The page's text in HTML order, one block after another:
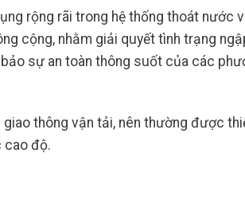
rộng rãi trong hệ thống thoát nước
cộng, nhằm giải quyết tình trạng
sự an toàn thông suốt của các
thông vận tải, nên thường được
cao độ.